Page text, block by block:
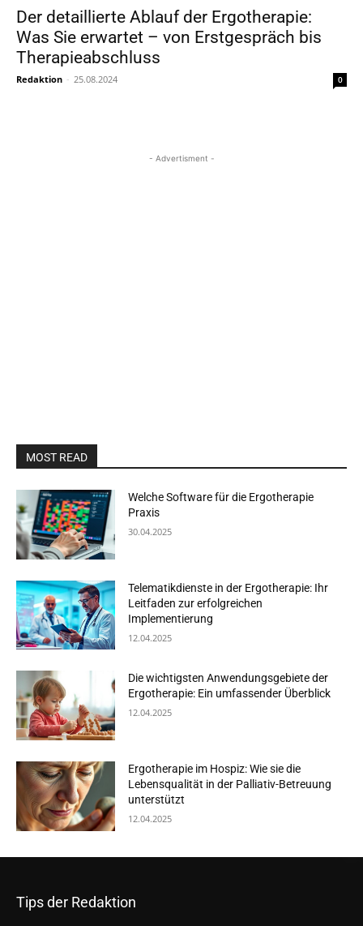
Der detaillierte Ablauf der Ergotherapie:
Was Sie erwartet – von Erstgespräch bis
Therapieabschluss
Redaktion - 25.08.2024 0
- Advertisment -
MOST READ
Welche Software für die Ergotherapie
Praxis
30.04.2025
Telematikdienste in der Ergotherapie: Ihr
Leitfaden zur erfolgreichen
Implementierung
12.04.2025
Die wichtigsten Anwendungsgebiete der
Ergotherapie: Ein umfassender Überblick
12.04.2025
Ergotherapie im Hospiz: Wie sie die
Lebensqualität in der Palliativ-Betreuung
unterstützt
12.04.2025
Tips der Redaktion